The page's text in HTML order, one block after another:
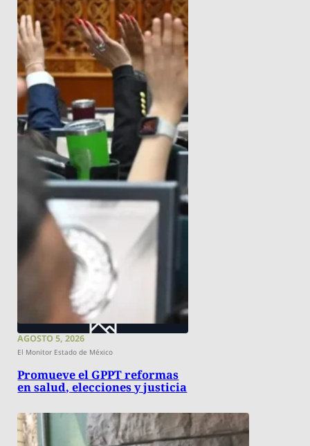
AGOSTO 5, 2026
El Monitor Estado de México
Promueve el GPPT reformas
en salud, elecciones y justicia